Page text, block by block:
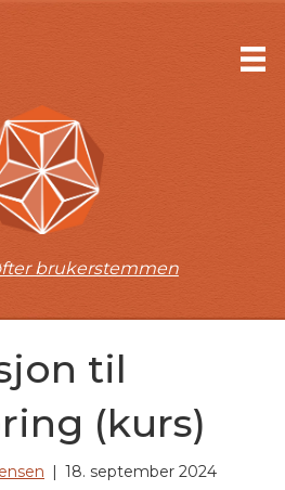
brukerstemmen
til
(kurs)
| 18. september 2024